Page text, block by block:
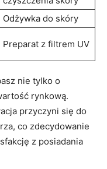
Odżywka do skóry
Preparat z filtrem UV
nie tylko o
rynkową.
przyczyni się do
co zdecydowanie
z posiadania